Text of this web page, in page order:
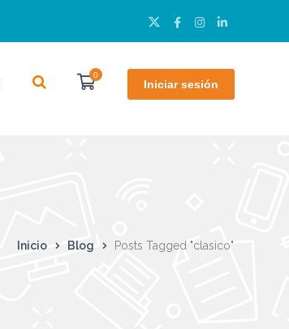
Twitter
Perfil
Facebook
Perfil
Instagram
Perfil
LinkedIn
Perfil
Iniciar sesión
0
Inicio Blog Posts Tagged "clasico"